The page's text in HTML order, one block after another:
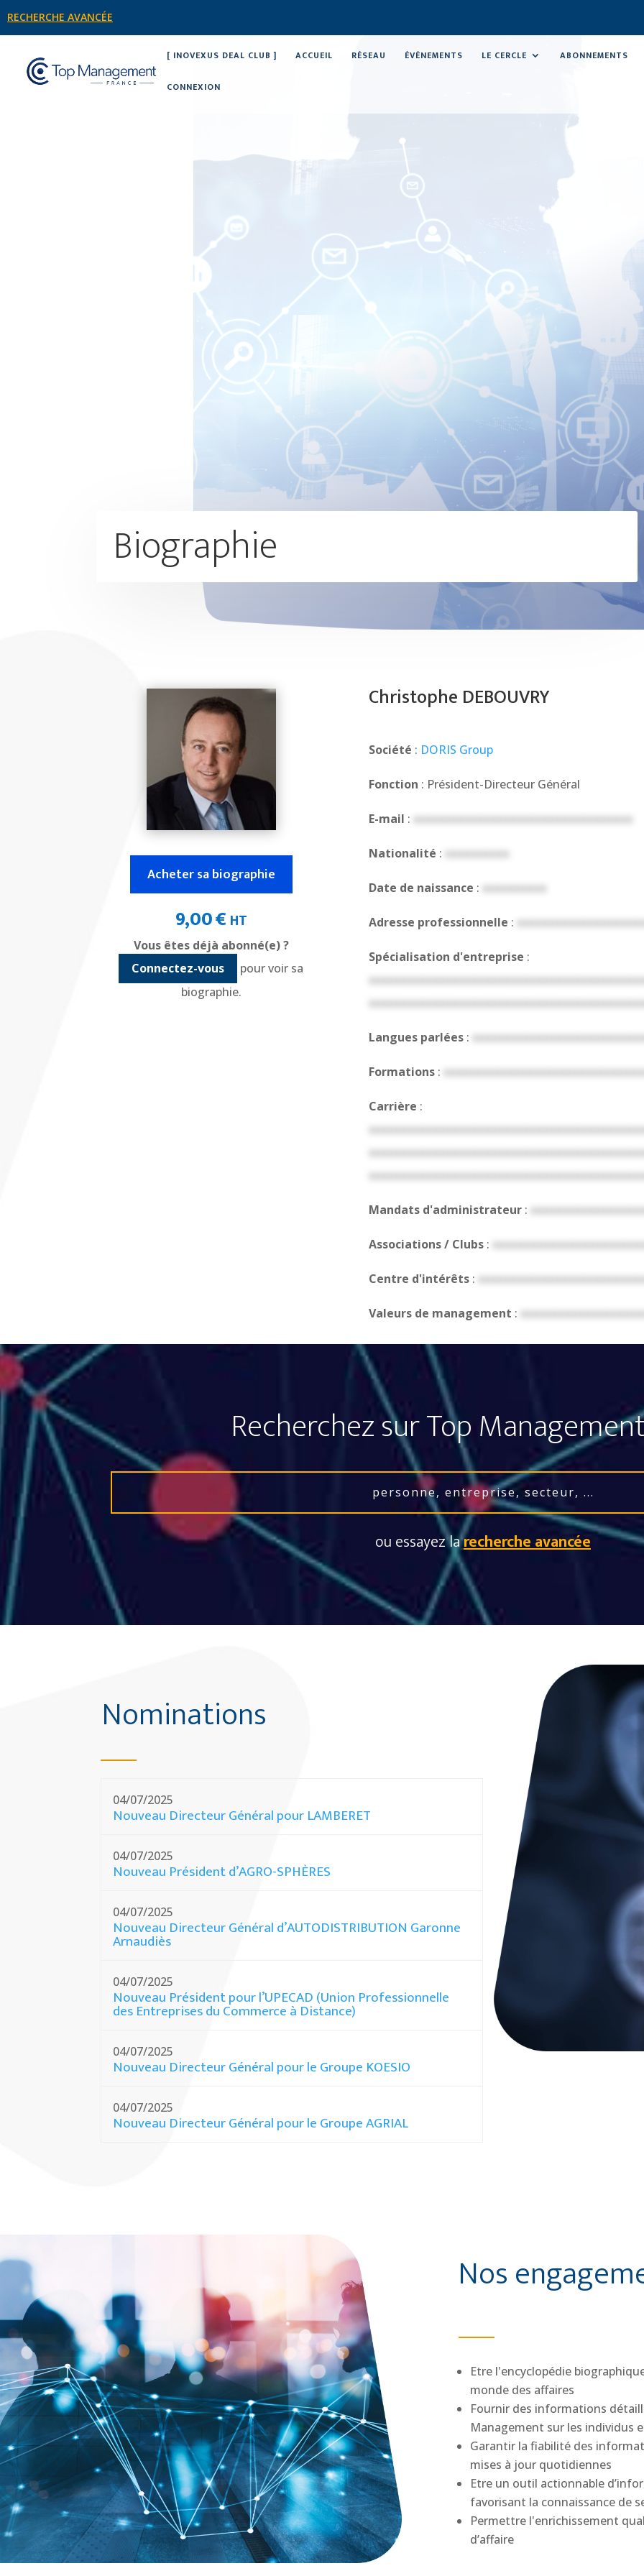
RECHERCHE AVANCÉE
[ INOVEXUS DEAL CLUB ] ACCUEIL RÉSEAU ÉVÉNEMENTS LE CERCLE ABONNEMENTS
CONNEXION
Biographie
Acheter sa biographie
9,00€ HT
Vous êtes déjà abonné(e) ?
Connectez-vous
pour voir sa
biographie.
Christophe DEBOUVRY
Société : DORIS Group
Fonction : Président-Directeur Général
E-mail : xxxxxxxxxxxxxxxxxxxxxxxxxxxxxxxxxx
Nationalité : xxxxxxxxxx
Date de naissance : xxxxxxxxxx
Adresse professionnelle :
Spécialisation d'entreprise :
Langues parlées:
Formations:
Carrière :
Mandats d'administrateur:
Associations / Clubs:
Centre d'intérêts:
Valeurs de management :
Recherchez sur Top
ou essayez larecherche avancée
Nominations
04/07/2025
Nouveau Directeur Général pour LAMBERET
04/07/2025
Nouveau Président d’AGRO-SPHÈRES
04/07/2025
Nouveau Directeur Général d’AUTODISTRIBUTION Garonne
Arnaudiès
04/07/2025
Nouveau Président pour l’UPECAD (Union Professionnelle
des Entreprises du Commerce à Distance)
04/07/2025
Nouveau Directeur Général pour le Groupe KOESIO
04/07/2025
Nouveau Directeur Général pour le Groupe AGRIAL
Nos
Etre l'encyclopédie
monde des affaires
Fournir des informations
Management sur les individus
Garantir la fiabilité des
mises à jour quotidiennes
Etre un outil actionnable
favorisant la connaissance de
Permettre l'enrichissement
d’affaire